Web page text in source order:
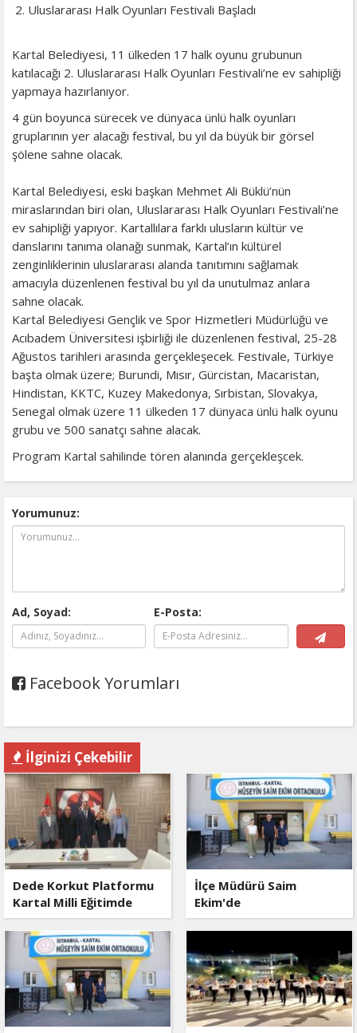
2. Uluslararası Halk Oyunları Festivali Başladı
Kartal Belediyesi, 11 ülkeden 17 halk oyunu grubunun
katılacağı 2. Uluslararası Halk Oyunları Festivali’ne ev sahipliği
yapmaya hazırlanıyor.
4 gün boyunca sürecek ve dünyaca ünlü halk oyunları
gruplarının yer alacağı festival, bu yıl da büyük bir görsel
şölene sahne olacak.
Kartal Belediyesi, eski başkan Mehmet Ali Büklü’nün
miraslarından biri olan, Uluslararası Halk Oyunları Festivali’ne
ev sahipliği yapıyor. Kartallılara farklı ulusların kültür ve
danslarını tanıma olanağı sunmak, Kartal’ın kültürel
zenginliklerinin uluslararası alanda tanıtımını sağlamak
amacıyla düzenlenen festival bu yıl da unutulmaz anlara
sahne olacak.
Kartal Belediyesi Gençlik ve Spor Hizmetleri Müdürlüğü ve
Acıbadem Üniversitesi işbirliği ile düzenlenen festival, 25-28
Ağustos tarihleri arasında gerçekleşecek. Festivale, Türkiye
başta olmak üzere; Burundi, Mısır, Gürcistan, Macaristan,
Hindistan, KKTC, Kuzey Makedonya, Sırbistan, Slovakya,
Senegal olmak üzere 11 ülkeden 17 dünyaca ünlü halk oyunu
grubu ve 500 sanatçı sahne alacak.
Program Kartal sahilinde tören alanında gerçekleşcek.
Yorumunuz:
Ad, Soyad: E-Posta:
Facebook Yorumları
İlginizi Çekebilir
Dede Korkut Platformu
Kartal Milli Eğitimde
İlçe Müdürü Saim
Ekim'de